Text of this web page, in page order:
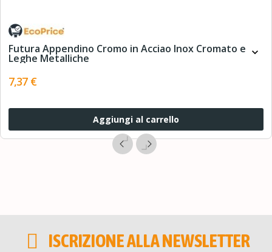
Futura Appendino Cromo in Acciao Inox Cromato e
Leghe Metalliche expand_more
7,37 €
Aggiungi al carrello
ISCRIZIONE ALLA NEWSLETTER